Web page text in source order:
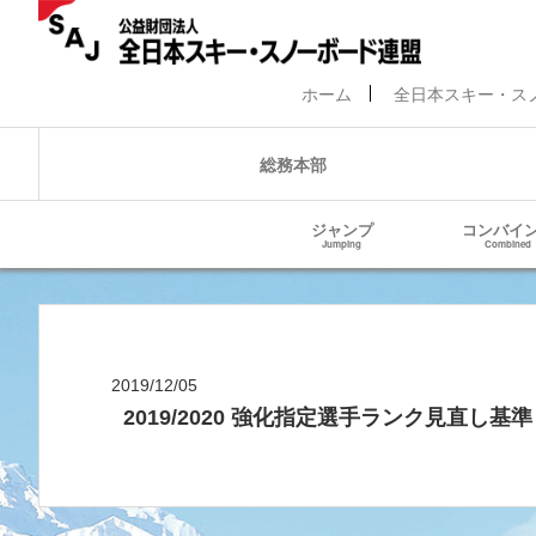
ホーム 全日本スキー・ス
総務本部
ジャンプ
Jumping
コンバイ
Combined
2019/12/05
2019/2020 強化指定選手ランク見直し基